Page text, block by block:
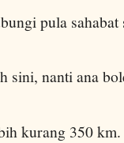
pula
sini, nanti ana
kurang 350 km.